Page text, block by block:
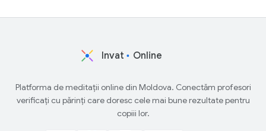
Invat Online
Platforma de meditații online din Moldova. Conectăm profesori
verificați cu părinți care doresc cele mai bune rezultate pentru
copiii lor.